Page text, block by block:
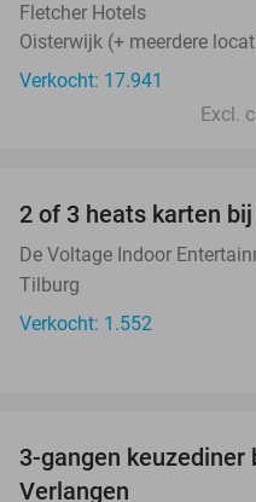
Fletcher Hotels
Oisterwijk (+ meerdere
Verkocht: 17.941
Excl.
2 of 3 heats karten
De Voltage Indoor
Tilburg
Verkocht: 1.552
3-gangen keuzediner
Verlangen